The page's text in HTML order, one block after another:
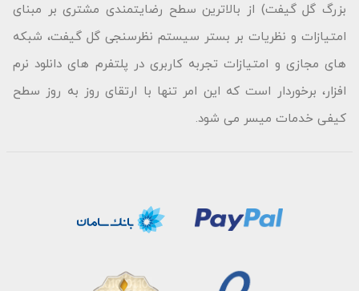
بزرگ گل گیفت) از بالاترین سطح رضایتمندی مشتری بر مبنای
امتیازات و نظریات بر بستر سیستم نظرسنجی گل گیفت، شبکه
های مجازی و امتیازات تجربه کاربری در پلتفرم های دانلود نرم
افزار، برخوردار است که این امر تنها با ارتقای روز به روز سطح
کیفی خدمات میسر می شود.